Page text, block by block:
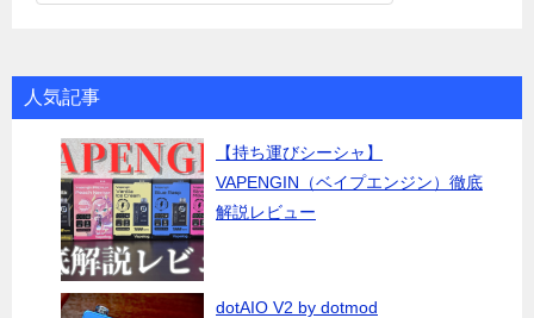
人気記事
【持ち運びシーシャ】
VAPENGIN（ベイプエンジン）徹底
解説レビュー
dotAIO V2 by dotmod